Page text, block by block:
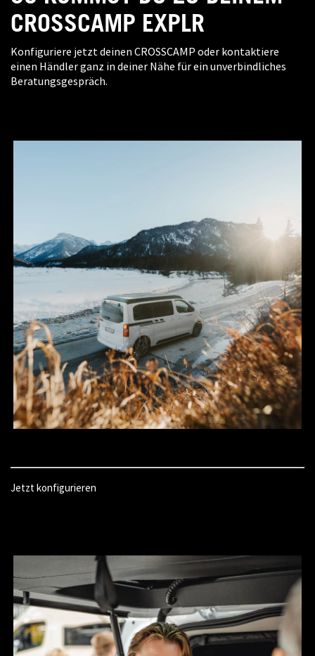
LEISTUNG
KRAFTSTOFF
Diesel
ZULÄSSIGE ANHÄNGELAST GEBREMST
1900 kg
CROSSCAMP EXPLR
Konfiguriere jetzt deinen CROSSCAMP oder kontaktiere
einen Händler ganz in deiner Nähe für ein unverbindliches
Beratungsgespräch.
Jetzt konfigurieren